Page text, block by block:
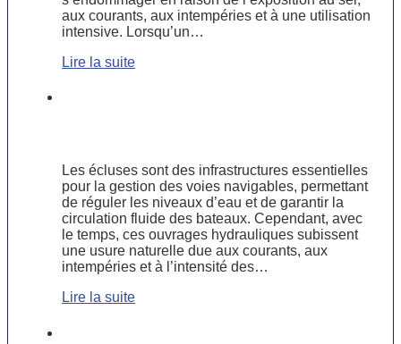
aux courants, aux intempéries et à une utilisation
intensive. Lorsqu’un…
Lire la suite
Les écluses sont des infrastructures essentielles
pour la gestion des voies navigables, permettant
de réguler les niveaux d’eau et de garantir la
circulation fluide des bateaux. Cependant, avec
le temps, ces ouvrages hydrauliques subissent
une usure naturelle due aux courants, aux
intempéries et à l’intensité des…
Lire la suite